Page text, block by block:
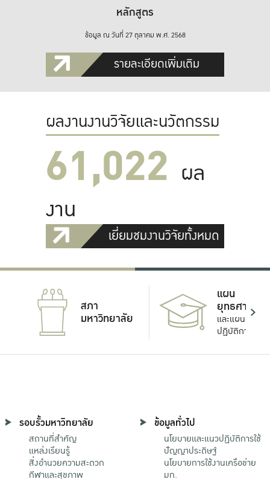
หลักสูตร
ข้อมูล ณ วันที่ 27 ตุลาคม พ.ศ. 2568
รายละเอียดเพิ่มเติม
ผลงานงานวิจัยและนวัตกรรม
61,022 ผล
งาน
เยี่ยมชมงานวิจัยทั้งหมด
สภา
มหาวิทยาลัย
แผน
ยุทธศาสตร์
และแผน
ปฏิบัติการ
รอบรั้วมหาวิทยาลัย
สถานที่สำคัญ
แหล่งเรียนรู้
สิ่งอำนวยความสะดวก
กีฬาและสุขภาพ
ข้อมูลทั่วไป
นโยบายและแนวปฏิบัติการใช้
ปัญญาประดิษฐ์
นโยบายการใช้งานเครือข่าย
มก.